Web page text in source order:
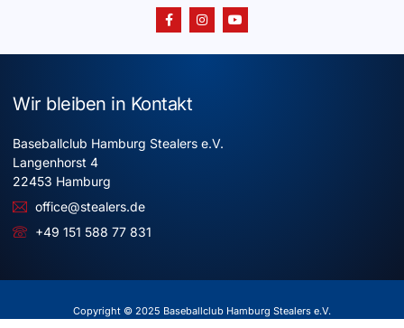
Wir bleiben in Kontakt
Baseballclub Hamburg Stealers e.V.
Langenhorst 4
22453 Hamburg
office@stealers.de
+49 151 588 77 831
Copyright © 2025 Baseballclub Hamburg Stealers e.V.